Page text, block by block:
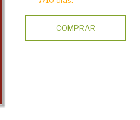
COMPRAR